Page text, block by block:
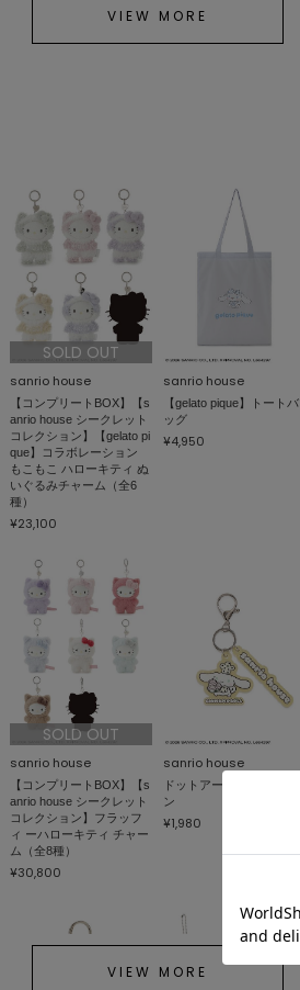
VIEW MORE
SOLD OUT
sanrio house
【コンプリートBOX】【s
anrio house シークレット
コレクション】【gelato pi
que】コラボレーション
もこもこ ハローキティ ぬ
いぐるみチャーム（全6
種）
¥23,100
sanrio house
【gelato pique】トートバ
ッグ
¥4,950
SOLD OUT
sanrio house
【コンプリートBOX】【s
anrio house シークレット
コレクション】フラッフ
ィ ーハローキティ チャー
ム（全8種）
¥30,800
sanrio house
ドットアートキーチェー
ン
¥1,980
VIEW MORE